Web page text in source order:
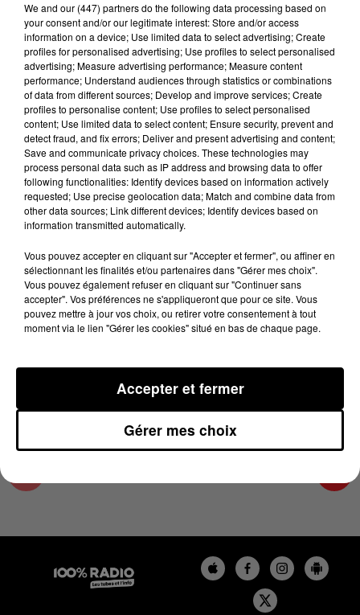
Lecture (4 min)
100%
100% Radio les infos du Tarn et Garonne
14 novembre 2025 - 4 min
LES INFOS DU TARN ET GARONNE DU
14/11/2025 À 17H00
Podcasts infos du Tarn et Garonne
We and our (447) partnersdo the following data processing based on
your consent and/or our legitimate interest: Store and/or access
information on a device; Use limited data to select advertising; Create
profiles for personalised advertising; Use profiles to select personalised
advertising; Measure advertising performance; Measure content
performance; Understand audiences through statistics or combinations
of data from different sources; Develop and improve services; Create
profiles to personalise content; Use profiles to select personalised
content; Use limited data to select content; Ensure security, prevent and
detect fraud, and fix errors; Deliver and present advertising and content;
Save and communicate privacy choices. These technologies may
process personal data such as IP address and browsing data to offer
following functionalities: Identify devices based on information actively
requested; Use precise geolocation data; Match and combine data from
other data sources; Link different devices; Identify devices based on
information transmitted automatically.
Vous pouvez accepter en cliquant sur "Accepter et fermer", ou affiner en
sélectionnant les finalités et/ou partenaires dans "Gérer mes choix".
Vous pouvez également refuser en cliquant sur "Continuer sans
accepter". Vos préférences ne s'appliqueront que pour ce site. Vous
pouvez mettre à jour vos choix, ou retirer votre consentement à tout
moment via le lien "Gérer les cookies" situé en bas de chaque page.
Gérer mes choix
Accepter et fermer